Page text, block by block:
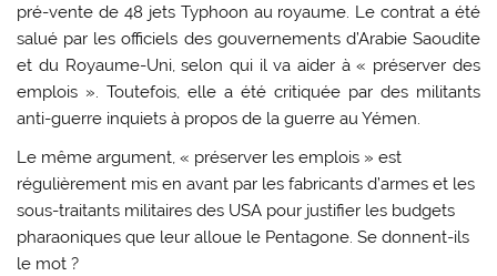
pré-vente de 48 jets Typhoon au royaume. Le contrat a été
salué par les officiels des gouvernements d’Arabie Saoudite
et du Royaume-Uni, selon qui il va aider à « préserver des
emplois ». Toutefois, elle a été critiquée par des militants
anti-guerre inquiets à propos de la guerre au Yémen.
Le même argument, « préserver les emplois » est
régulièrement mis en avant par les fabricants d’armes et les
sous-traitants militaires des USA pour justifier les budgets
pharaoniques que leur alloue le Pentagone. Se donnent-ils
le mot ?